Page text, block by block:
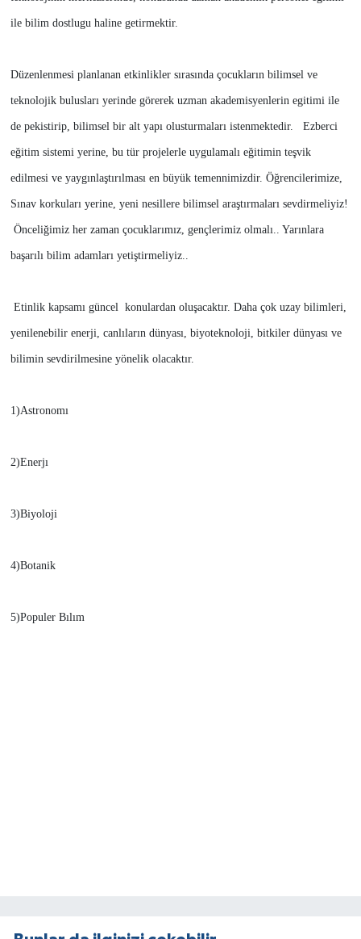
ile bilim dostlugu haline getirmektir.
Düzenlenmesi planlanan etkinlikler sırasında çocukların bilimsel ve
teknolojik bulusları yerinde görerek uzman akademisyenlerin egitimi ile
de pekistirip, bilimsel bir alt yapı olusturmaları istenmektedir. Ezberci
eğitim sistemi yerine, bu tür projelerle uygulamalı eğitimin teşvik
edilmesi ve yaygınlaştırılması en büyük temennimizdir. Öğrencilerimize,
Sınav korkuları yerine, yeni nesillere bilimsel araştırmaları sevdirmeliyiz!
Önceliğimiz her zaman çocuklarımız, gençlerimiz olmalı.. Yarınlara
başarılı bilim adamları yetiştirmeliyiz..
Etinlik kapsamı güncel konulardan oluşacaktır. Daha çok uzay bilimleri,
yenilenebilir enerji, canlıların dünyası, biyoteknoloji, bitkiler dünyası ve
bilimin sevdirilmesine yönelik olacaktır.
1)Astronomı
2)Enerjı
3)Biyoloji
4)Botanik
5)Populer Bılım